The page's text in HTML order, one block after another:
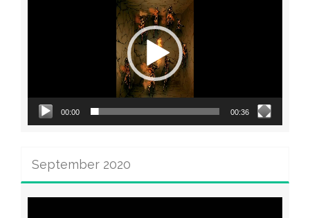
00:00 00:36
September 2020